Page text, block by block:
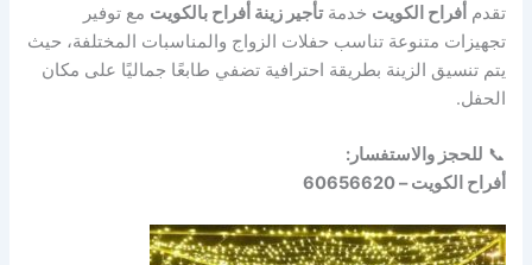
تقدم أفراح الكويت خدمةتأجير زينة أفراح بالكويت مع توفير
تجهيزات متنوعة تناسب حفلات الزواج والمناسبات المختلفة، حيث
يتم تنسيق الزينة بطريقة احترافية تضفي طابعًا جماليًا على مكان
الحفل.
📞 للحجز والاستفسار:
أفراح الكويت – 60656620